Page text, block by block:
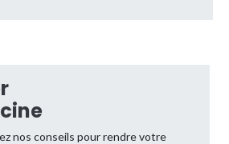
nos conseils pour rendre votre